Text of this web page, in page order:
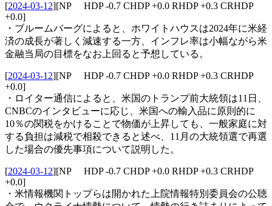
[2024-03-12][NP HDP -0.7 CHDP +0.0 RHDP +0.3 CRHDP
+0.0]
・ブルームバーグによると、ホワイトハウスは2024年に米経
済の成長が著しく減速する一方、インフレ率は小幅ながら米
金融当局の目標をなお上回ると予想している。
[2024-03-12][NP HDP -0.7 CHDP +0.0 RHDP +0.3 CRHDP
+0.0]
・ロイター通信によると、米国のトランプ前大統領は11日、
CNBCのインタビューに応じ、米国への輸入品に原則的に
10％の関税をかけることで物価が上昇しても、一般家庭に対
する負担は減税で相殺できると述べ、11月の大統領選で再選
した場合の優先事項について説明した。
[2024-03-12][NP HDP -0.7 CHDP +0.0 RHDP +0.3 CRHDP
+0.0]
・米情報機関トップらは開かれた上院情報特別委員会の公聴